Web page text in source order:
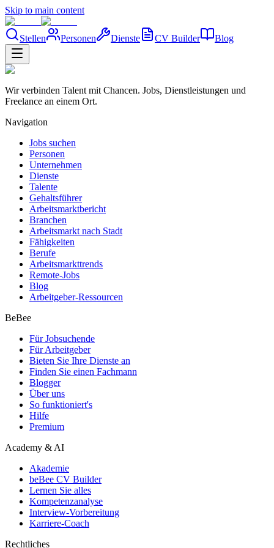
Skip to main content
Stellen Personen Dienste CV Builder Blog
Wir verbinden Talent mit Chancen. Jobs, Dienstleistungen und
Freelance an einem Ort.
Navigation
Jobs suchen
Personen
Unternehmen
Dienste
Talente
Gehaltsführer
Arbeitsmarktbericht
Branchen
Arbeitsmarkt nach Stadt
Fähigkeiten
Berufe
Arbeitsmarkttrends
Remote-Jobs
Blog
Arbeitgeber-Ressourcen
BeBee
Für Jobsuchende
Für Arbeitgeber
Bieten Sie Ihre Dienste an
Finden Sie einen Fachmann
Blogger
Über uns
So funktioniert's
Hilfe
Premium
Academy & AI
Akademie
beBee CV Builder
Lernen Sie alles
Kompetenzanalyse
Interview-Vorbereitung
Karriere-Coach
Rechtliches